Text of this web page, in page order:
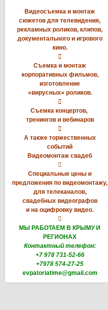
Видеосъемка и монтаж
сюжетов для телевидения,
рекламных роликов, клипов,
документального и игрового
кино.

Съемка и монтаж
корпоративных фильмов,
изготовление
«вирусных» роликов.

Съемка концертов,
тренингов и вебинаров

А также торжественных
событий
Видеомонтаж свадеб

Специальные цены и
предложения по видеомонтажу,
для телеканалов,
свадебных видеографов
и на оцифровку видео.

МЫ РАБОТАЕМ В КРЫМУ И
РЕГИОНАХ
Контактный телефон:
+7 978 731-52-66
+7978 574-27-25
evpatoriatime@gmail.com